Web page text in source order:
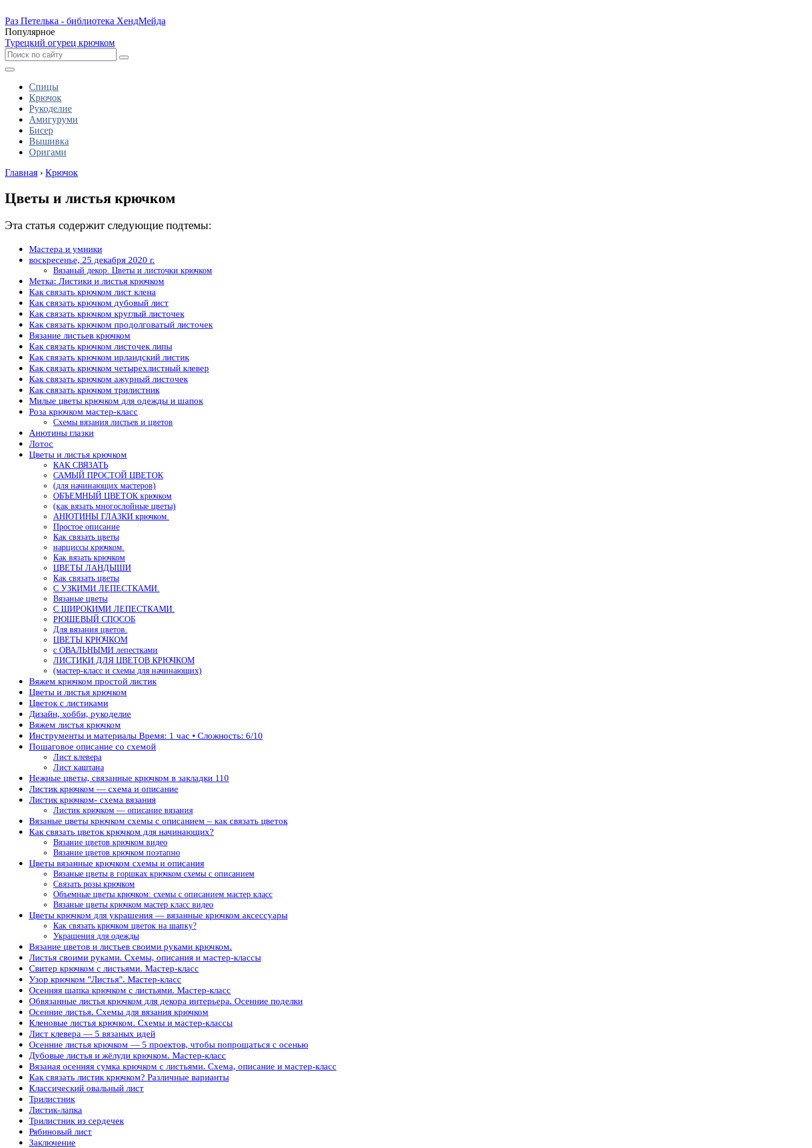
Раз Петелька - библиотека ХендМейда
Популярное
Турецкий огурец крючком
Спицы
Крючок
Рукоделие
Амигуруми
Бисер
Вышивка
Оригами
Главная › Крючок
Цветы и листья крючком
Эта статья содержит следующие подтемы:
Мастера и умники
воскресенье, 25 декабря 2020 г.
Вязаный декор. Цветы и листочки крючком
Метка: Листики и листья крючком
Как связать крючком лист клена
Как связать крючком дубовый лист
Как связать крючком круглый листочек
Как связать крючком продолговатый листочек
Вязание листьев крючком
Как связать крючком листочек липы
Как связать крючком ирландский листик
Как связать крючком четырехлистный клевер
Как связать крючком ажурный листочек
Как связать крючком трилистник
Милые цветы крючком для одежды и шапок
Роза крючком мастер-класс
Схемы вязания листьев и цветов
Анютины глазки
Лотос
Цветы и листья крючком
КАК СВЯЗАТЬ
САМЫЙ ПРОСТОЙ ЦВЕТОК
(для начинающих мастеров)
ОБЪЕМНЫЙ ЦВЕТОК крючком
(как вязать многослойные цветы)
АНЮТИНЫ ГЛАЗКИ крючком.
Простое описание
Как связать цветы
нарциссы крючком.
Как вязать крючком
ЦВЕТЫ ЛАНДЫШИ
Как связать цветы
С УЗКИМИ ЛЕПЕСТКАМИ.
Вязаные цветы
С ШИРОКИМИ ЛЕПЕСТКАМИ.
РЮШЕВЫЙ СПОСОБ
Для вязания цветов.
ЦВЕТЫ КРЮЧКОМ
с ОВАЛЬНЫМИ лепестками
ЛИСТИКИ ДЛЯ ЦВЕТОВ КРЮЧКОМ
(мастер-класс и схемы для начинающих)
Вяжем крючком простой листик
Цветы и листья крючком
Цветок с листиками
Дизайн, хобби, рукоделие
Вяжем листья крючком
Инструменты и материалы Время: 1 час • Сложность: 6/10
Пошаговое описание со схемой
Лист клевера
Лист каштана
Нежные цветы, связанные крючком в закладки 110
Листик крючком — схема и описание
Листик крючком- схема вязания
Листик крючком — описание вязания
Вязаные цветы крючком схемы с описанием – как связать цветок
Как связать цветок крючком для начинающих?
Вязание цветов крючком видео
Вязание цветов крючком поэтапно
Цветы вязанные крючком схемы и описания
Вязаные цветы в горшках крючком схемы с описанием
Связать розы крючком
Объемные цветы крючком: схемы с описанием мастер класс
Вязаные цветы крючком мастер класс видео
Цветы крючком для украшения — вязанные крючком аксессуары
Как связать крючком цветок на шапку?
Украшения для одежды
Вязание цветов и листьев своими руками крючком.
Листья своими руками. Схемы, описания и мастер-классы
Свитер крючком с листьями. Мастер-класс
Узор крючком "Листья". Мастер-класс
Осенняя шапка крючком с листьями. Мастер-класс
Обвязанные листья крючком для декора интерьера. Осенние поделки
Осенние листья. Схемы для вязания крючком
Кленовые листья крючком. Схемы и мастер-классы
Лист клевера — 5 вязаных идей
Осенние листья крючком — 5 проектов, чтобы попрощаться с осенью
Дубовые листья и жёлуди крючком. Мастер-класс
Вязаная осенняя сумка крючком с листьями. Схема, описание и мастер-класс
Как связать листик крючком? Различные варианты
Классический овальный лист
Трилистник
Листик-лапка
Трилистник из сердечек
Рябиновый лист
Заключение